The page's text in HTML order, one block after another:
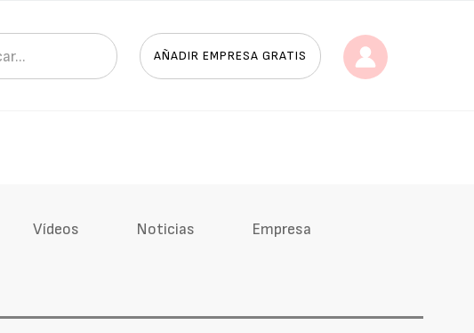
AÑADIR EMPRESA GRATIS
Vídeos Noticias Empresa